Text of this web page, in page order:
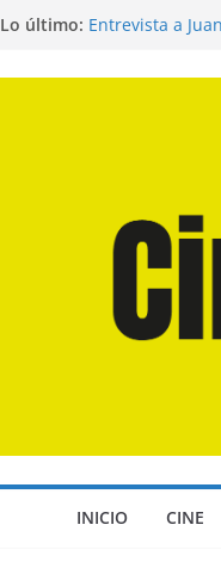
Lo último: Entrevista a
INICIO CINE